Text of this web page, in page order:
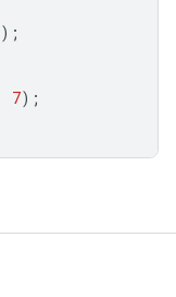
);
7);